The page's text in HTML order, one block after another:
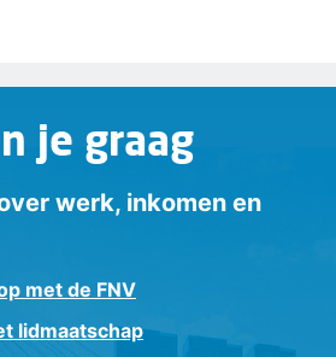
je graag
werk, inkomen en
met de FNV
lidmaatschap